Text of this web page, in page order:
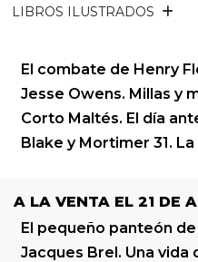
LIBROS ILUSTRADOS
El combate de Henry
Jesse Owens. Millas y
Corto Maltés. El día
Blake y Mortimer 31.
A LA VENTA EL 21 DE
El pequeño panteón
Jacques Brel. Una vida